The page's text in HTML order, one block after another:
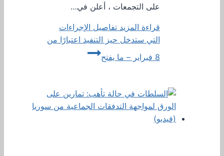
على التجمعات ، أعلن في…
قراءة المزيد تفاصيل الإجراءات
التي ستدخل حيز التنفيذ اعتبارًا من
8 فبراير – ما يفتح